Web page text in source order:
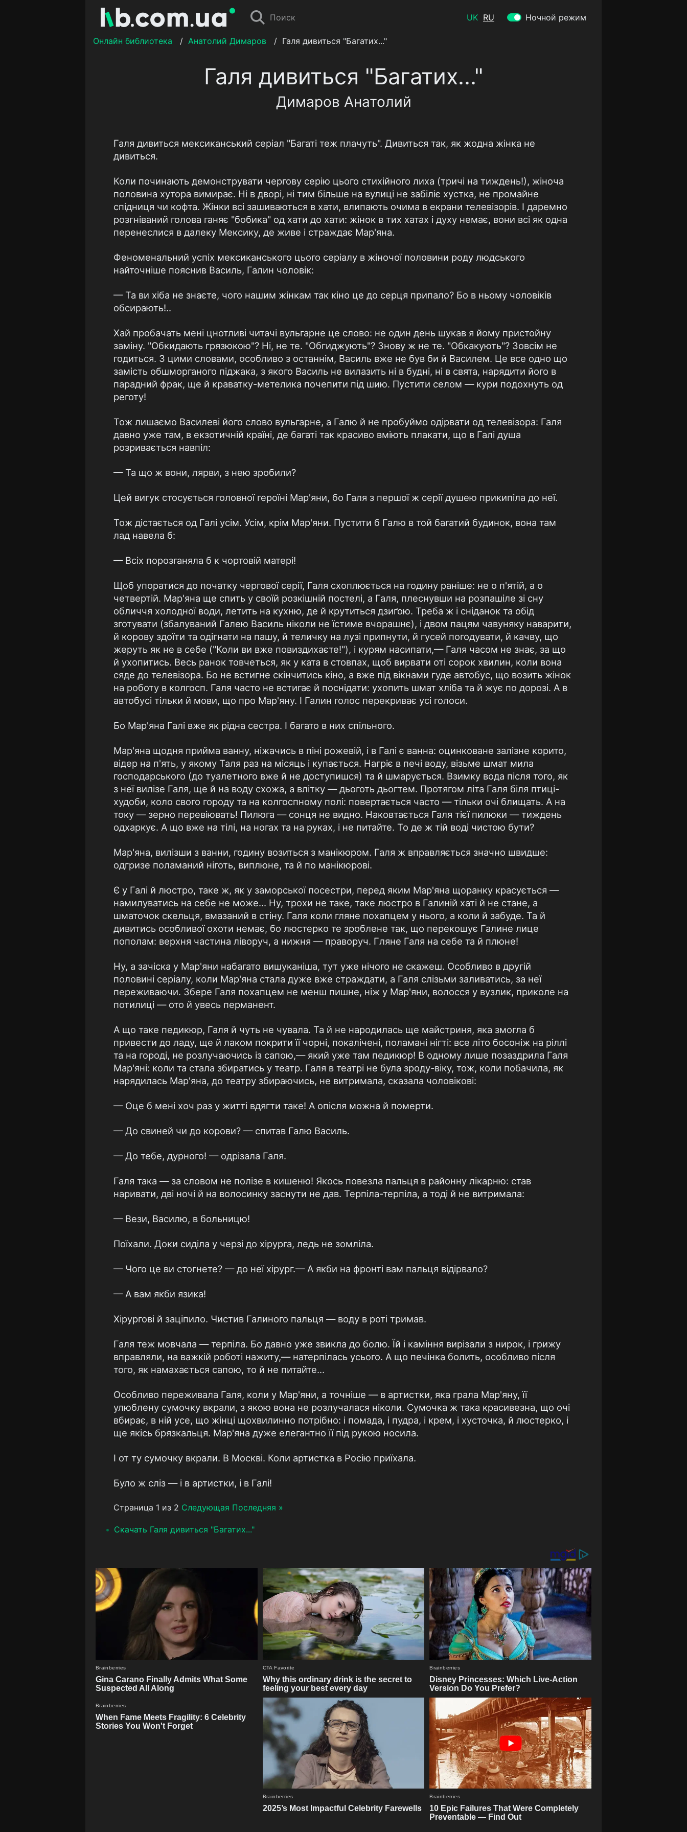
Поиск UK RU Ночной режим
Онлайн библиотека / Анатолий Димаров / Галя дивиться "Багатих..."
Галя дивиться "Багатих..."
Димаров Анатолий
Галя дивиться мексиканський серіал "Багаті теж плачуть". Дивиться так, як жодна жінка не
дивиться.
Коли починають демонструвати чергову серію цього стихійного лиха (тричі на тиждень!), жіноча
половина хутора вимирає. Ні в дворі, ні тим більше на вулиці не забіліє хустка, не промайне
спідниця чи кофта. Жінки всі зашиваються в хати, влипають очима в екрани телевізорів. І даремно
розгніваний голова ганяє "бобика" од хати до хати: жінок в тих хатах і духу немає, вони всі як одна
перенеслися в далеку Мексику, де живе і страждає Мар'яна.
Феноменальний успіх мексиканського цього серіалу в жіночої половини роду людського
найточніше пояснив Василь, Галин чоловік:
— Та ви хіба не знаєте, чого нашим жінкам так кіно це до серця припало? Бо в ньому чоловіків
обсирають!..
Хай пробачать мені цнотливі читачі вульгарне це слово: не один день шукав я йому пристойну
заміну. "Обкидають грязюкою"? Ні, не те. "Обгиджують"? Знову ж не те. "Обкакують"? Зовсім не
годиться. З цими словами, особливо з останнім, Василь вже не був би й Василем. Це все одно що
замість обшморганого піджака, з якого Василь не вилазить ні в будні, ні в свята, нарядити його в
парадний фрак, ще й краватку-метелика почепити під шию. Пустити селом — кури подохнуть од
реготу!
Тож лишаємо Василеві його слово вульгарне, а Галю й не пробуймо одірвати од телевізора: Галя
давно уже там, в екзотичній країні, де багаті так красиво вміють плакати, що в Галі душа
розривається навпіл:
— Та що ж вони, лярви, з нею зробили?
Цей вигук стосується головної героїні Мар'яни, бо Галя з першої ж серії душею прикипіла до неї.
Тож дістається од Галі усім. Усім, крім Мар'яни. Пустити б Галю в той багатий будинок, вона там
лад навела б:
— Всіх порозганяла б к чортовій матері!
Щоб упоратися до початку чергової серії, Галя схоплюється на годину раніше: не о п'ятій, а о
четвертій. Мар'яна ще спить у своїй розкішній постелі, а Галя, плеснувши на розпашіле зі сну
обличчя холодної води, летить на кухню, де й крутиться дзиґою. Треба ж і сніданок та обід
зготувати (збалуваний Галею Василь ніколи не їстиме вчорашнє), і двом пацям чавуняку наварити,
й корову здоїти та одігнати на пашу, й теличку на лузі припнути, й гусей погодувати, й качву, що
жеруть як не в себе ("Коли ви вже повиздихаєте!"), і курям насипати,— Галя часом не знає, за що
й ухопитись. Весь ранок товчеться, як у ката в стовпах, щоб вирвати оті сорок хвилин, коли вона
сяде до телевізора. Бо не встигне скінчитись кіно, а вже під вікнами гуде автобус, що возить жінок
на роботу в колгосп. Галя часто не встигає й поснідати: ухопить шмат хліба та й жує по дорозі. А в
автобусі тільки й мови, що про Мар'яну. І Галин голос перекриває усі голоси.
Бо Мар'яна Галі вже як рідна сестра. І багато в них спільного.
Мар'яна щодня прийма ванну, ніжачись в піні рожевій, і в Галі є ванна: оцинковане залізне корито,
відер на п'ять, у якому Таля раз на місяць і купається. Нагріє в печі воду, візьме шмат мила
господарського (до туалетного вже й не доступишся) та й шмарується. Взимку вода після того, як
з неї вилізе Галя, ще й на воду схожа, а влітку — дьоготь дьогтем. Протягом літа Галя біля птиці-
худоби, коло свого городу та на колгоспному полі: повертається часто — тільки очі блищать. А на
току — зерно перевіювать! Пилюга — сонця не видно. Наковтається Галя тієї пилюки — тиждень
одхаркує. А що вже на тілі, на ногах та на руках, і не питайте. То де ж тій воді чистою бути?
Мар'яна, вилізши з ванни, годину возиться з манікюром. Галя ж вправляється значно швидше:
одгризе поламаний ніготь, виплюне, та й по манікюрові.
Є у Галі й люстро, таке ж, як у заморської посестри, перед яким Мар'яна щоранку красується —
намилуватись на себе не може... Ну, трохи не таке, таке люстро в Галиній хаті й не стане, а
шматочок скельця, вмазаний в стіну. Галя коли гляне похапцем у нього, а коли й забуде. Та й
дивитись особливої охоти немає, бо люстерко те зроблене так, що перекошує Галине лице
пополам: верхня частина ліворуч, а нижня — праворуч. Гляне Галя на себе та й плюне!
Ну, а зачіска у Мар'яни набагато вишуканіша, тут уже нічого не скажеш. Особливо в другій
половині серіалу, коли Мар'яна стала дуже вже страждати, а Галя слізьми заливатись, за неї
переживаючи. Збере Галя похапцем не менш пишне, ніж у Мар'яни, волосся у вузлик, приколе на
потилиці — ото й увесь перманент.
А що таке педикюр, Галя й чуть не чувала. Та й не народилась ще майстриня, яка змогла б
привести до ладу, ще й лаком покрити її чорні, покалічені, поламані нігті: все літо босоніж на ріллі
та на городі, не розлучаючись із сапою,— який уже там педикюр! В одному лише позаздрила Галя
Мар'яні: коли та стала збиратись у театр. Галя в театрі не була зроду-віку, тож, коли побачила, як
нарядилась Мар'яна, до театру збираючись, не витримала, сказала чоловікові:
— Оце б мені хоч раз у житті вдягти таке! А опісля можна й померти.
— До свиней чи до корови? — спитав Галю Василь.
— До тебе, дурного! — одрізала Галя.
Галя така — за словом не полізе в кишеню! Якось повезла пальця в районну лікарню: став
наривати, дві ночі й на волосинку заснути не дав. Терпіла-терпіла, а тоді й не витримала:
— Вези, Василю, в больницю!
Поїхали. Доки сиділа у черзі до хірурга, ледь не зомліла.
— Чого це ви стогнете? — до неї хірург.— А якби на фронті вам пальця відірвало?
— А вам якби язика!
Хірургові й заціпило. Чистив Галиного пальця — воду в роті тримав.
Галя теж мовчала — терпіла. Бо давно уже звикла до болю. Їй і каміння вирізали з нирок, і грижу
вправляли, на важкій роботі нажиту,— натерпілась усього. А що печінка болить, особливо після
того, як намахається сапою, то й не питайте...
Особливо переживала Галя, коли у Мар'яни, а точніше — в артистки, яка грала Мар'яну, її
улюблену сумочку вкрали, з якою вона не розлучалася ніколи. Сумочка ж така красивезна, що очі
вбирає, в ній усе, що жінці щохвилинно потрібно: і помада, і пудра, і крем, і хусточка, й люстерко, і
ще якісь брязкальця. Мар'яна дуже елегантно її під рукою носила.
І от ту сумочку вкрали. В Москві. Коли артистка в Росію приїхала.
Було ж сліз — і в артистки, і в Галі!
Страница 1 из 2 Следующая Последняя »
Скачать Галя дивиться "Багатих..."